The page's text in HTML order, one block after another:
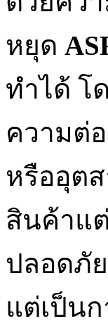
หยุด
ทำได้ โ
ความต่
หรืออุต
สินค้าแ
ปลอดภั
แต่เป็น